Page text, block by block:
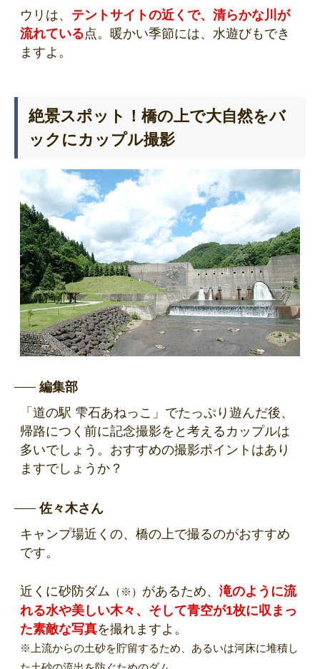
ウリは、 テントサイトの近くで、清らかな川が
流れている点。暖かい季節には、水遊びもでき
ますよ。
絶景スポット！橋の上で大自然をバ
ックにカップル撮影
編集部
「道の駅 雫石あねっこ」でたっぷり遊んだ後、
帰路につく前に記念撮影をと考えるカップルは
多いでしょう。おすすめの撮影ポイントはあり
ますでしょうか？
佐々木さん
キャンプ場近くの、橋の上で撮るのがおすすめ
です。
近くに砂防ダム （※） があるため、 滝のように流
れる水や美しい木々、そして青空が1枚に収まっ
た素敵な写真を撮れますよ。
※上流からの土砂を貯留するため、あるいは河床に堆積し